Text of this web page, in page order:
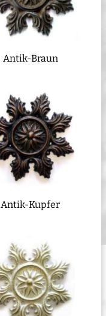
Antik-Braun
Antik-Kupfer